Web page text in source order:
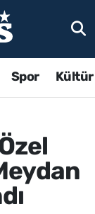
Spor